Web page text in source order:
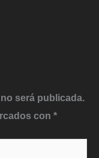
será publicada.
con *